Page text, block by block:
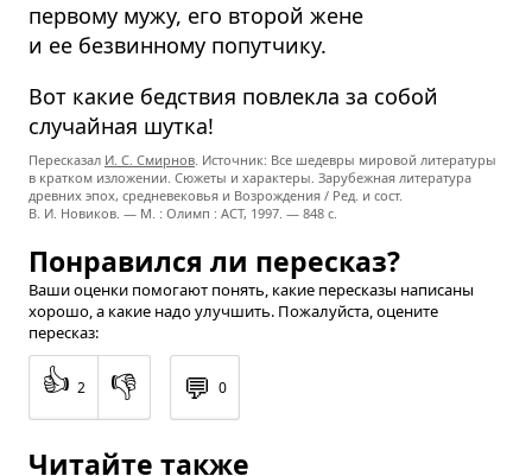
первому мужу, его второй жене
и ее безвинному попутчику.
Вот какие бедствия повлекла за собой
случайная шутка!
Пересказал И. С. Смирнов. Источник: Все шедевры мировой литературы
в кратком изложении. Сюжеты и характеры. Зарубежная литература
древних эпох, средневековья и Возрождения / Ред. и сост.
В. И. Новиков. — М. : Олимп : ACT, 1997. — 848 с.
Понравился ли пересказ?
Ваши оценки помогают понять, какие пересказы написаны
хорошо, а какие надо улучшить. Пожалуйста, оцените
пересказ:
👍 2 👎 💬 0
Читайте также